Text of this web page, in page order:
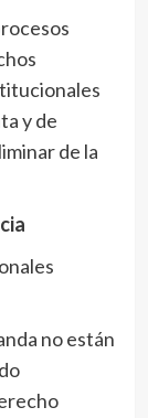
y de
de la
no están